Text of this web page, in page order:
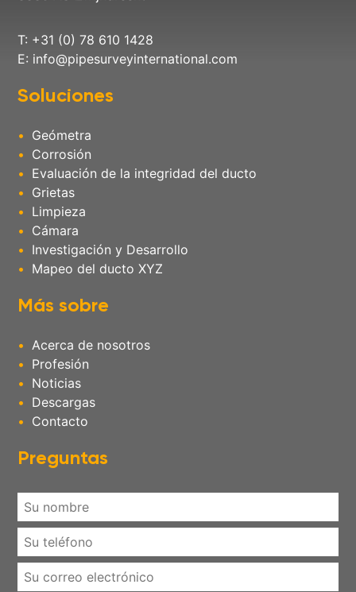
T: +31 (0) 78 610 1428
E: info@pipesurveyinternational.com
Soluciones
Geómetra
Corrosión
Evaluación de la integridad del ducto
Grietas
Limpieza
Cámara
Investigación y Desarrollo
Mapeo del ducto XYZ
Más sobre
Acerca de nosotros
Profesión
Noticias
Descargas
Contacto
Preguntas